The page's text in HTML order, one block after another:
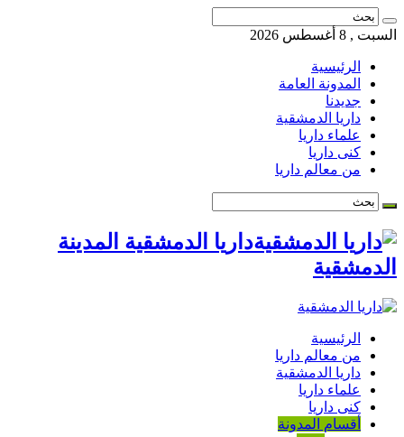
السبت , 8 أغسطس 2026
الرئيسية
المدونة العامة
جديدنا
داريا الدمشقية
علماء داريا
كنى داريا
من معالم داريا
داريا الدمشقية المدينة
الدمشقية
الرئيسية
من معالم داريا
داريا الدمشقية
علماء داريا
كنى داريا
أقسام المدونة